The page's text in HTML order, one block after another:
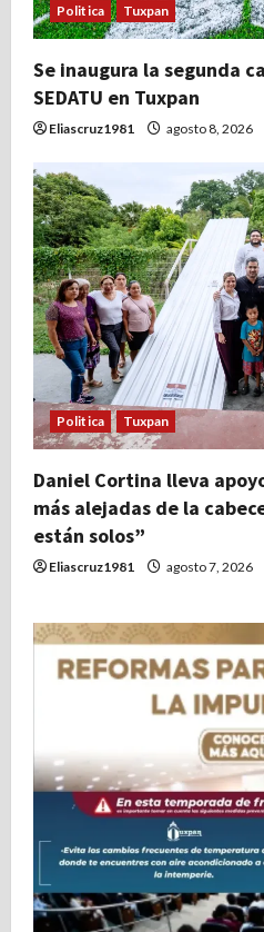
Politica Tuxpan
Se inaugura la segunda
SEDATU en Tuxpan
Eliascruz1981 agosto 8, 2026
Politica Tuxpan
Daniel Cortina lleva
más alejadas de la
están solos”
Eliascruz1981 agosto 7, 2026